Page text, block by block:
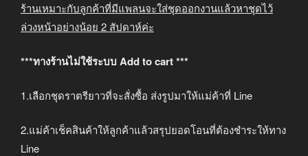
ร้านเหมาะกับลูกค้าที่มีแพลนจะใส่ชุดออกงานแล้วหาชุดไว้
ล่วงหน้าอย่างน้อย 2 สัปดาห์ค่ะ
***ทางร้านไม่ใช้ระบบ Add to cart ***
1.เลือกชุดราตรียาวที่จะสั่งซื้อ ส่งรูปมาให้แม่ค้าที่ Line
2.แม่ค้าเช็คสินค้าให้ลูกค้าแล้วสรุปยอดโอนที่ต้องชำระให้ทาง
Line